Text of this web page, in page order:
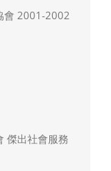
會 2001-2002
傑出社會服務